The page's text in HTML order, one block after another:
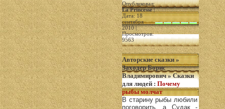
Опубликовал:
La Princesse|
Дата: 18
сентября
2010 |
Просмотров:
9563
Авторские сказки »
Заходер Борис
Владимирович»Сказки
для людей : Почему
рыбы молчат
В старину рыбы любили
поговорить, а Судак -